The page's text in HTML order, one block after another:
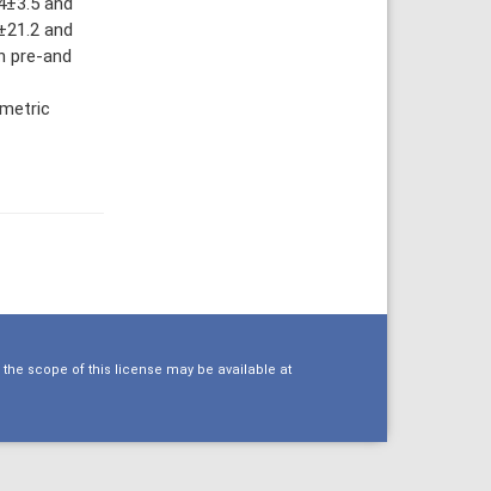
and
pre-and
scope of this license may be available at